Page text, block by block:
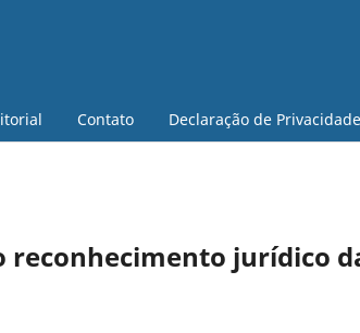
Contato Declaração de Privacidade
jurídico